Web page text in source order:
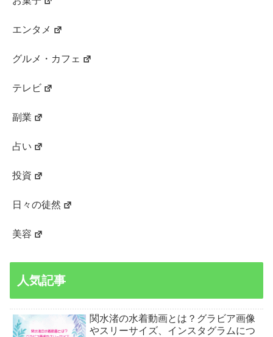
エンタメ
グルメ・カフェ
テレビ
副業
占い
投資
日々の徒然
美容
人気記事
関水渚の水着動画とは？グラビア画像
やスリーサイズ、インスタグラムにつ